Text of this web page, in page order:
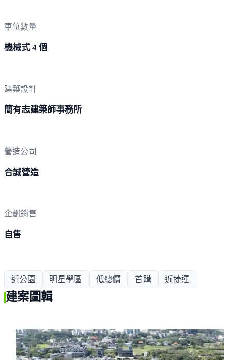
車位數量
機械式 4 個
建築設計
簡有志建築師事務所
營造公司
合誠營造
企劃銷售
自售
近公園 明星學區 低總價 首購 近捷運
建案圖輯